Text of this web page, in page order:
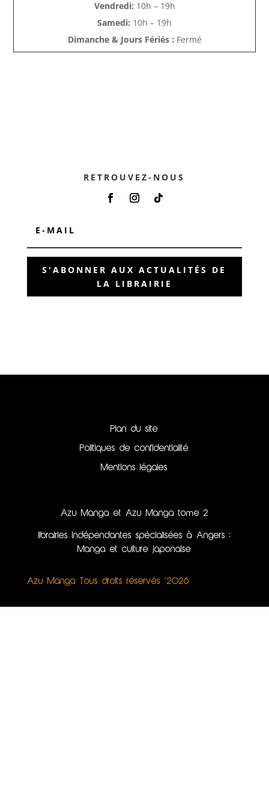
Vendredi: 10h – 19h
Samedi: 10h – 19h
Dimanche & Jours Fériés : Fermé
RETROUVEZ-NOUS
S'ABONNER AUX ACTUALITÉS DE
LA LIBRAIRIE
Plan du site
Politiques de confidentialité
Mentions légales
Azu Manga et Azu Manga tome 2
librairies indépendantes spécialisées à Angers :
Manga et culture japonaise
Azu Manga Tous droits réservés ©2026